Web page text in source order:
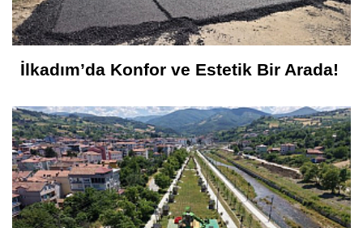
İlkadım’da Konfor ve Estetik Bir Arada!